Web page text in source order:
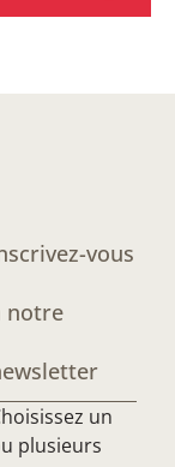
vous
notre
un
plusieurs